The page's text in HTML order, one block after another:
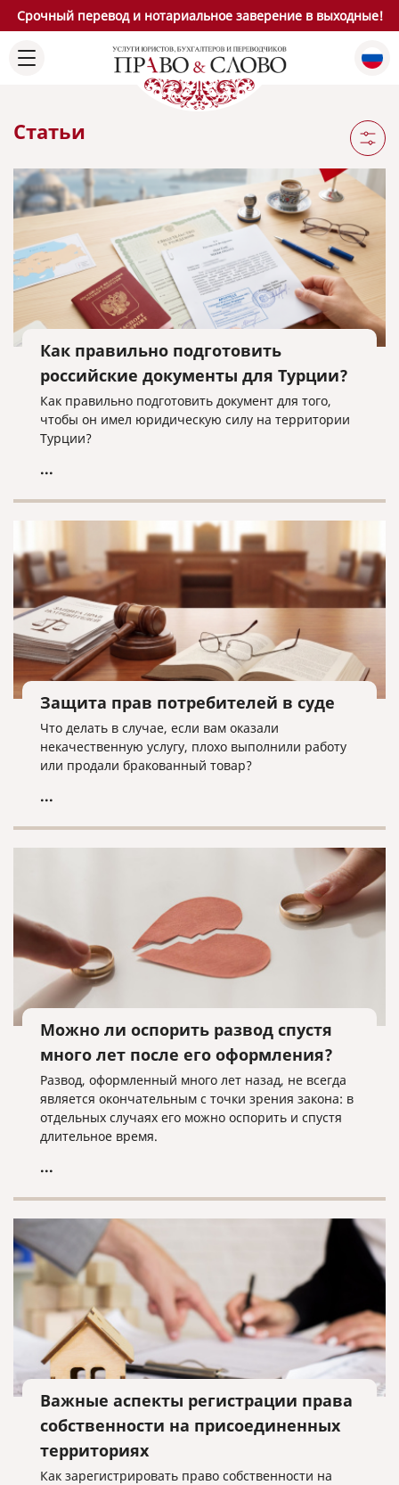
Срочный перевод и нотариальное заверение в выходные!
Статьи
Как правильно подготовить
российские документы для Турции?
Как правильно подготовить документ для того,
чтобы он имел юридическую силу на территории
Турции?
...
Защита прав потребителей в суде
Что делать в случае, если вам оказали
некачественную услугу, плохо выполнили работу
или продали бракованный товар?
...
Можно ли оспорить развод спустя
много лет после его оформления?
Развод, оформленный много лет назад, не всегда
является окончательным с точки зрения закона: в
отдельных случаях его можно оспорить и спустя
длительное время.
...
Важные аспекты регистрации права
собственности на присоединенных
территориях
Как зарегистрировать право собственности на